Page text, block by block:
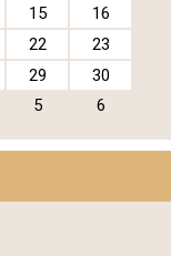
15
16
22
23
29
30
5 6